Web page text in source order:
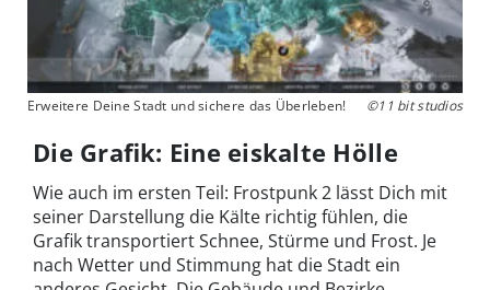
Erweitere Deine Stadt und sichere das Überleben! ©11 bit studios
Die Grafik: Eine eiskalte Hölle
Wie auch im ersten Teil: Frostpunk 2 lässt Dich mit
seiner Darstellung die Kälte richtig fühlen, die
Grafik transportiert Schnee, Stürme und Frost. Je
nach Wetter und Stimmung hat die Stadt ein